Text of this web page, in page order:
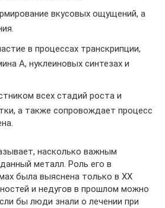
вкусовых ощущений, а
в процессах транскрипции,
А, нуклеиновых синтезах и
всех стадий роста и
а также сопровождает процесс
насколько важным
металл. Роль его в
была выяснена только в XX
и недугов в прошлом можно
бы люди знали о лечении при